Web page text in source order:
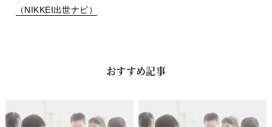
（NIKKEI出世ナビ）
おすすめ記事